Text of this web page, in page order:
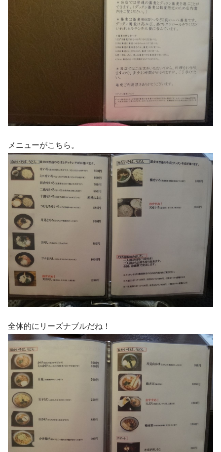
メニューがこちら。
全体的にリーズナブルだね！